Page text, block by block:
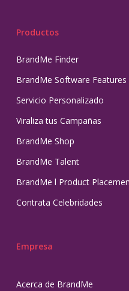
Productos
BrandMe Finder
BrandMe Software Features
Servicio Personalizado
Viraliza tus Campañas
BrandMe Shop
BrandMe Talent
BrandMe l Product
Contrata Celebridades
Empresa
Acerca de BrandMe